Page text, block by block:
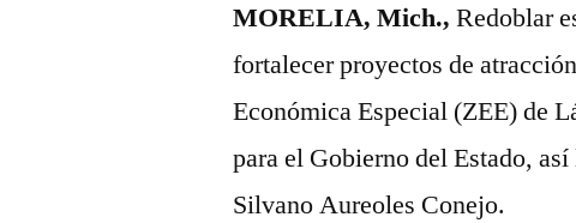
MORELIA, Mich., Redoblar
fortalecer proyectos de
Económica Especial (ZEE) de
para el Gobierno del Estado,
Silvano Aureoles Conejo.